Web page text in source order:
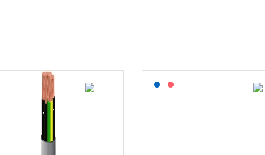
På forespørsel Lagerført: NEK Kabel